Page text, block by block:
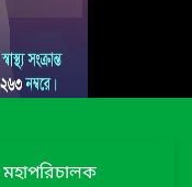
মহাপরিচালক